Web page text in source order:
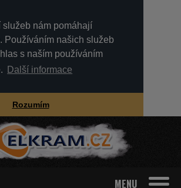
služeb nám pomáhají
Používáním našich služeb
s naším používáním
Další informace
Rozumím
MENU